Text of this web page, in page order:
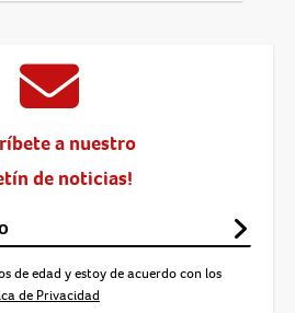
a nuestro
de noticias!
de edad y estoy de acuerdo con los
de Privacidad